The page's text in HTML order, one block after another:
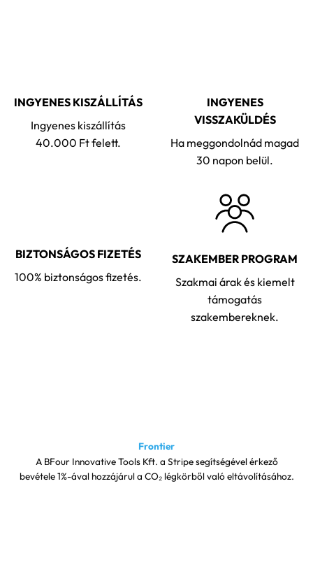
INGYENES KISZÁLLÍTÁS
Ingyenes kiszállítás
40.000 Ft felett.
INGYENES
VISSZAKÜLDÉS
Ha meggondolnád magad
30 napon belül.
BIZTONSÁGOS FIZETÉS
100% biztonságos fizetés.
SZAKEMBER PROGRAM
Szakmai árak és kiemelt
támogatás
szakembereknek.
Frontier
A BFour Innovative Tools Kft. a Stripe segítségével érkező
bevétele 1%-ával hozzájárul a CO₂ légkörből való eltávolításához.